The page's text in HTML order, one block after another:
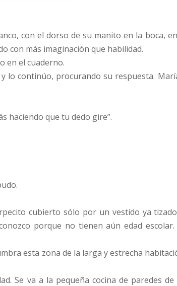
con el dorso de su manito en la boca,
con más imaginación que habilidad.
en el cuaderno.
lo continúo, procurando su respuesta.
haciendo que tu dedo gire”.
cubierto sólo por un vestido ya
porque no tienen aún edad
esta zona de la larga y estrecha
Se va a la pequeña cocina de paredes